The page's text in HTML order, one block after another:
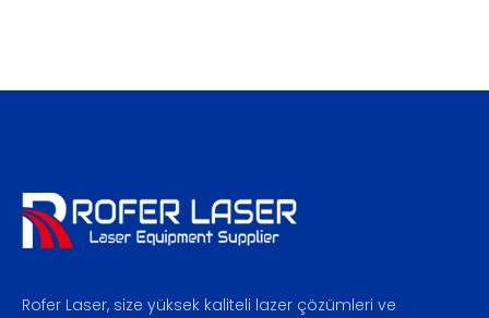
Rofer Laser, size yüksek kaliteli lazer çözümleri ve